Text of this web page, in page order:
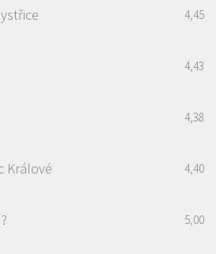
4,45
4,43
4,38
Králové 4,40
5,00